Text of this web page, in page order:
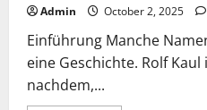
Admin October 2, 2025
Einführung Manche
eine Geschichte. Rolf Kaul
nachdem,...